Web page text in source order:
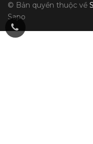
© Bản quyền thuộc về
Sapo